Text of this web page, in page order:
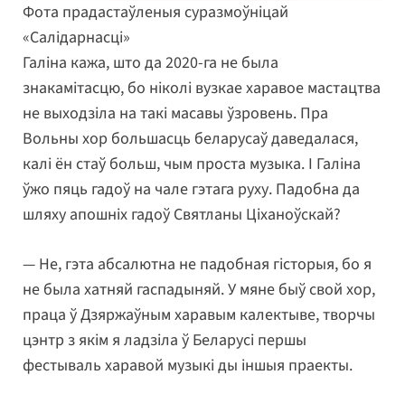
Фота прадастаўленыя суразмоўніцай
«Салідарнасці»
Галіна кажа, што да 2020-га не была
знакамітасцю, бо ніколі вузкае харавое мастацтва
не выходзіла на такі масавы ўзровень. Пра
Вольны хор большасць беларусаў даведалася,
калі ён стаў больш, чым проста музыка. І Галіна
ўжо пяць гадоў на чале гэтага руху. Падобна да
шляху апошніх гадоў Святланы Ціханоўскай?
— Не, гэта абсалютна не падобная гісторыя, бо я
не была хатняй гаспадыняй. У мяне быў свой хор,
праца ў Дзяржаўным харавым калектыве, творчы
цэнтр з якім я ладзіла ў Беларусі першы
фестываль харавой музыкі ды іншыя праекты.